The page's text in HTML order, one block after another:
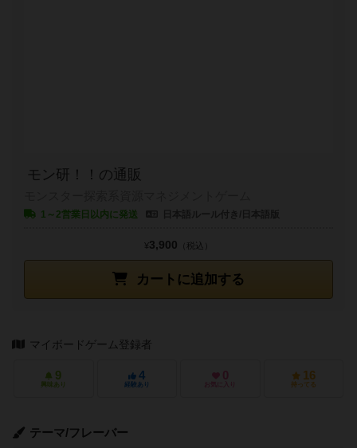
モン研！！の通販
1～2営業日以内に発送
カートに追加する
¥3,900 （税込）
マイボードゲーム登録者
9
興味あり
4
経験あり
0
お気に入り
16
持ってる
テーマ/フレーバー